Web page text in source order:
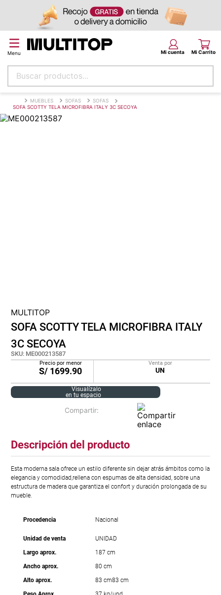
Buscar productos...
MUEBLES SOFAS
SOFAS
SOFA SCOTTY TELA MICROFIBRA ITALY 3C SECOYA
MULTITOP
SOFA SCOTTY TELA MICROFIBRA ITALY
3C SECOYA
SKU: ME000213587
Precio por menor
S/ 1699.90
Venta por
UN
Visualízalo
en tu espacio
Descripción del producto
Esta moderna sala ofrece un estilo diferente sin dejar atrás ámbitos como la
elegancia y comodidad,rellena con espumas de alta densidad, sobre una
estructura de madera que garantiza el confort y duración prolongada de su
mueble.
Procedencia Nacional
Unidad de venta
UNIDAD
Largo aprox.
187 cm
Ancho aprox.
80 cm
Alto aprox.
83 cm83 cm
Términos más buscados
papel tapiz